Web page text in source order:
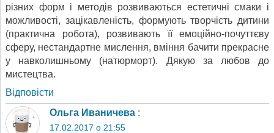
різних форм і методів розвиваються естетичні смаки і
можливості, зацікавленість, формують творчість дитини
(практична робота), розвивають її емоційно-почуттєву
сферу, нестандартне мислення, вміння бачити прекрасне
у навколишньому (натюрморт). Дякую за любов до
мистецтва.
Відповіcти
Ольга Иваничева :
17.02.2017 о 21:55